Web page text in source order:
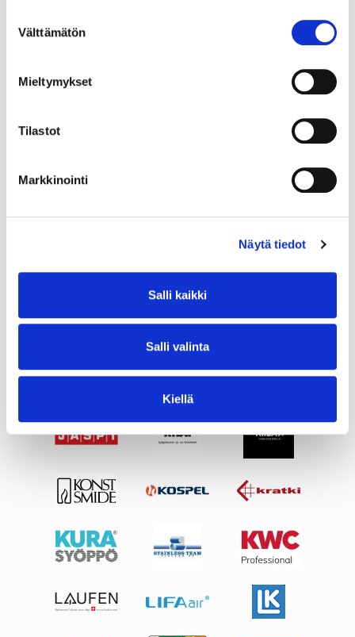
valinta
Välttämätön
Mieltymykset
Tilastot
Markkinointi
Näytä tiedot
Salli kaikki
Salli valinta
Kiellä